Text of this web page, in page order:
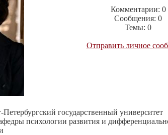
Комментарии: 0
Сообщения: 0
Темы: 0
Отправить личное
Петербургский государственный университет
психологии развития и